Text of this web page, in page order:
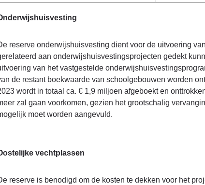
reserve onderwijshuisvesting dient voor de uitvoering
aan onderwijshuisvestingsprojecten gedekt
van het vastgestelde
de restant boekwaarde van schoolgebouwen worden
wordt in totaal ca. € 1,9 miljoen afgeboekt en
zal gaan voorkomen, gezien het grootschalig
moet worden aangevuld.
vechtplassen
reserve is benodigd om de kosten te dekken voor het